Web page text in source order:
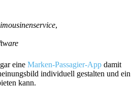
,
eine Marken-Passagier-App damit
individuell gestalten und ein
kann.